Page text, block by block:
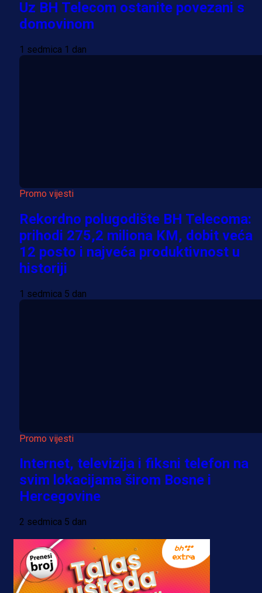
Uz BH Telecom ostanite povezani s
domovinom
1 sedmica 1 dan
Promo vijesti
Rekordno polugodište BH Telecoma:
prihodi 275,2 miliona KM, dobit veća
12 posto i najveća produktivnost u
historiji
1 sedmica 5 dan
Promo vijesti
Internet, televizija i fiksni telefon na
svim lokacijama širom Bosne i
Hercegovine
2 sedmica 5 dan